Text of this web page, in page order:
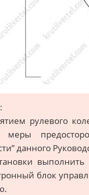
:
рулевого
меры
данного
выполнить
блок